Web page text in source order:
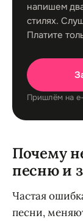
напишем
стилях.
Платите
Пришлём на
Почему
песню и
Частая
песни,